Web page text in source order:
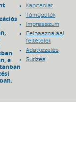
a
Kapcsolat
Támogatók
Impresszum
Felhasználási
feltételek
Adatkezelés
Sütizés